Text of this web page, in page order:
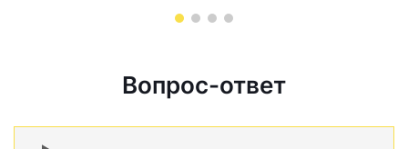
Вопрос-ответ